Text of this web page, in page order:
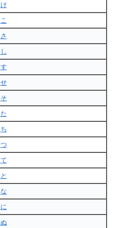
け
こ
さ
し
す
せ
そ
た
ち
つ
て
と
な
に
ぬ